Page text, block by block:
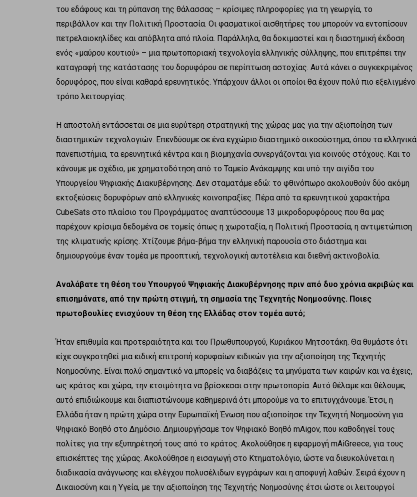
του εδάφους και τη ρύπανση της θάλασσας – κρίσιμες πληροφορίες για τη γεωργία, το
περιβάλλον και την Πολιτική Προστασία. Οι φασματικοί αισθητήρες του μπορούν να εντοπίσουν
πετρελαιοκηλίδες και απόβλητα από πλοία. Παράλληλα, θα δοκιμαστεί και η διαστημική έκδοση
ενός «μαύρου κουτιού» – μια πρωτοποριακή τεχνολογία ελληνικής σύλληψης, που επιτρέπει την
καταγραφή της κατάστασης του δορυφόρου σε περίπτωση αστοχίας. Αυτά κάνει ο συγκεκριμένος
δορυφόρος, που είναι καθαρά ερευνητικός. Υπάρχουν άλλοι οι οποίοι θα έχουν πολύ πιο εξελιγμένο
τρόπο λειτουργίας.
Η αποστολή εντάσσεται σε μια ευρύτερη στρατηγική της χώρας μας για την αξιοποίηση των
διαστημικών τεχνολογιών. Επενδύουμε σε ένα εγχώριο διαστημικό οικοσύστημα, όπου τα ελληνικά
πανεπιστήμια, τα ερευνητικά κέντρα και η βιομηχανία συνεργάζονται για κοινούς στόχους. Και το
κάνουμε με σχέδιο, με χρηματοδότηση από το Ταμείο Ανάκαμψης και υπό την αιγίδα του
Υπουργείου Ψηφιακής Διακυβέρνησης. Δεν σταματάμε εδώ: το φθινόπωρο ακολουθούν δύο ακόμη
εκτοξεύσεις δορυφόρων από ελληνικές κοινοπραξίες. Πέρα από τα ερευνητικού χαρακτήρα
CubeSats στο πλαίσιο του Προγράμματος αναπτύσσουμε 13 μικροδορυφόρους που θα μας
παρέχουν κρίσιμα δεδομένα σε τομείς όπως η χωροταξία, η Πολιτική Προστασία, η αντιμετώπιση
της κλιματικής κρίσης. Χτίζουμε βήμα-βήμα την ελληνική παρουσία στο διάστημα και
δημιουργούμε έναν τομέα με προοπτική, τεχνολογική αυτοτέλεια και διεθνή ακτινοβολία.
Αναλάβατε τη θέση του Υπουργού Ψηφιακής Διακυβέρνησης πριν από δυο χρόνια ακριβώς και
επισημάνατε, από την πρώτη στιγμή, τη σημασία της Τεχνητής Νοημοσύνης. Ποιες
πρωτοβουλίες ενισχύουν τη θέση της Ελλάδας στον τομέα αυτό;
Ήταν επιθυμία και προτεραιότητα και του Πρωθυπουργού, Κυριάκου Μητσοτάκη. Θα θυμάστε ότι
είχε συγκροτηθεί μια ειδική επιτροπή κορυφαίων ειδικών για την αξιοποίηση της Τεχνητής
Νοημοσύνης. Είναι πολύ σημαντικό να μπορείς να διαβάζεις τα μηνύματα των καιρών και να έχεις,
ως κράτος και χώρα, την ετοιμότητα να βρίσκεσαι στην πρωτοπορία. Αυτό θέλαμε και θέλουμε,
αυτό επιδιώκουμε και διαπιστώνουμε καθημερινά ότι μπορούμε να το επιτυγχάνουμε. Έτσι, η
Ελλάδα ήταν η πρώτη χώρα στην Ευρωπαϊκή Ένωση που αξιοποίησε την Τεχνητή Νοημοσύνη για
Ψηφιακό Βοηθό στο Δημόσιο. Δημιουργήσαμε τον Ψηφιακό Βοηθό mAigov, που καθοδηγεί τους
πολίτες για την εξυπηρέτησή τους από το κράτος. Ακολούθησε η εφαρμογή mAiGreece, για τους
επισκέπτες της χώρας. Ακολούθησε η εισαγωγή στο Κτηματολόγιο, ώστε να διευκολύνεται η
διαδικασία ανάγνωσης και ελέγχου πολυσέλιδων εγγράφων και η αποφυγή λαθών. Σειρά έχουν η
Δικαιοσύνη και η Υγεία, με την αξιοποίηση της Τεχνητής Νοημοσύνης έτσι ώστε οι λειτουργοί